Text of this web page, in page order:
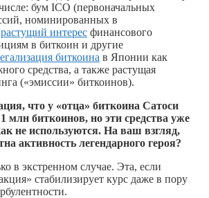
бум ICO (первоначальных
номинированных в
растущий интерес финансового
в биткоин и другие
биткоина в Японии как
средства, а также растущая
(«эмиссии» биткоинов).
что у «отца» биткоина Сатоси
млн биткоинов, но эти средства уже
не используются. На ваш взгляд,
активность легендарного героя?
в экстренном случае. Эта, если
стабилизирует курс даже в пору